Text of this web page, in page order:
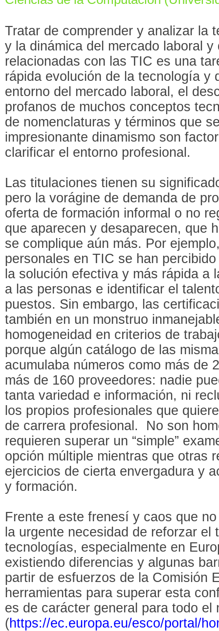
Tratar de comprender y analizar la
y la dinámica del mercado laboral
relacionadas con las TIC es una
rápida evolución de la tecnología y
entorno del mercado laboral, el
profanos de muchos conceptos
de nomenclaturas y términos que
impresionante dinamismo son
clarificar el entorno profesional.
Las titulaciones tienen su
pero la vorágine de demanda de
oferta de formación informal o no
que aparecen y desaparecen, que
se complique aún más. Por
personales en TIC se han
la solución efectiva y más rápida a
a las personas e identificar el
puestos. Sin embargo, las
también en un monstruo
homogeneidad en criterios de
porque algún catálogo de las
acumulaba números como más de
más de 160 proveedores: nadie
tanta variedad e información, ni
los propios profesionales que
de carrera profesional. No son
requieren superar un “simple”
opción múltiple mientras que otras
ejercicios de cierta envergadura y
y formación.
Frente a este frenesí y caos que
la urgente necesidad de reforzar el
tecnologías, especialmente en
existiendo diferencias y algunas
partir de esfuerzos de la Comisión
herramientas para superar esta
es de carácter general para todo el
(https://ec.europa.eu/esco/portal/